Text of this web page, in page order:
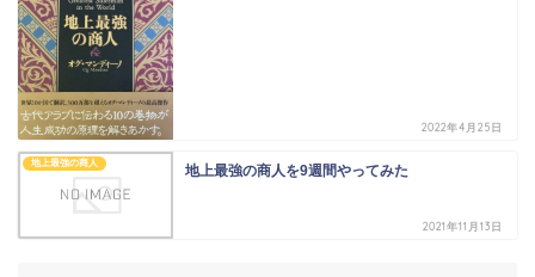
2022年4月25日
地上最強の商人 地上最強の商人を9週間やってみた
2021年11月13日